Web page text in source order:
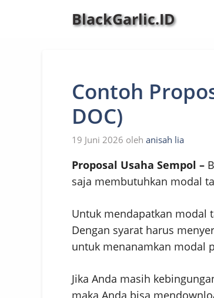
BlackGarlic.ID
Contoh
DOC)
19 Juni 2026 oleh anisah lia
Proposal Usaha Sempol –
saja membutuhkan modal
Untuk mendapatkan modal
Dengan syarat harus
untuk menanamkan modal
Jika Anda masih
maka Anda bisa